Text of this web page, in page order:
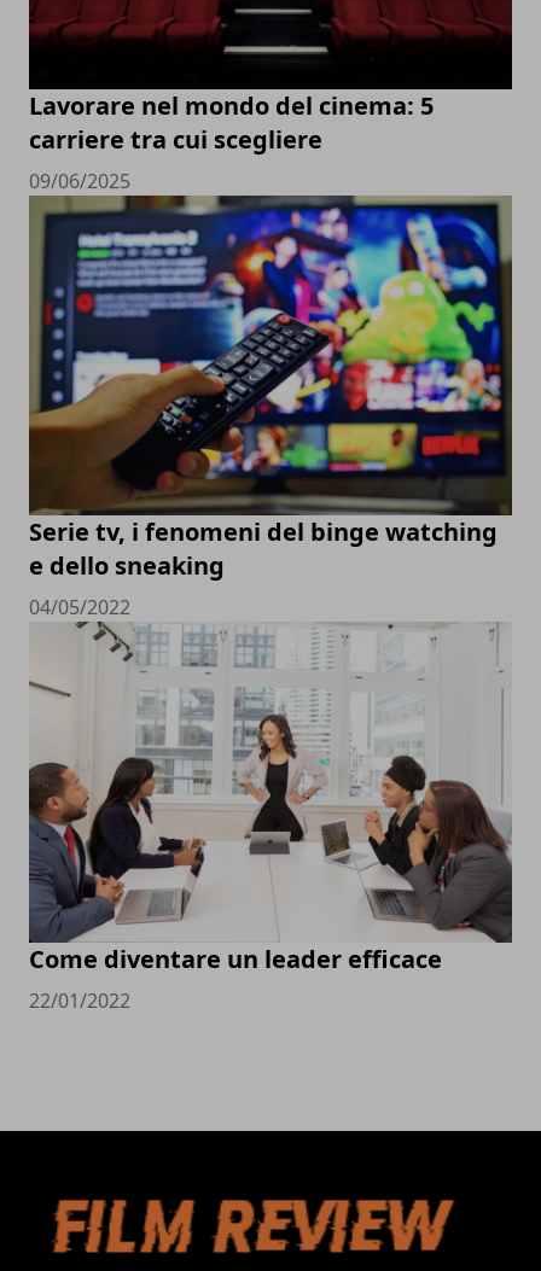
Lavorare nel mondo del cinema: 5
carriere tra cui scegliere
09/06/2025
Serie tv, i fenomeni del binge watching
e dello sneaking
04/05/2022
Come diventare un leader efficace
22/01/2022